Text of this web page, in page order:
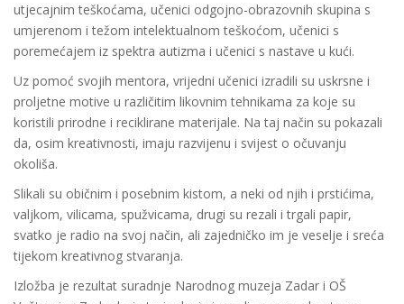
utjecajnim teškoćama, učenici odgojno-obrazovnih skupina s
umjerenom i težom intelektualnom teškoćom, učenici s
poremećajem iz spektra autizma i učenici s nastave u kući.
Uz pomoć svojih mentora, vrijedni učenici izradili su uskrsne i
proljetne motive u različitim likovnim tehnikama za koje su
koristili prirodne i reciklirane materijale. Na taj način su pokazali
da, osim kreativnosti, imaju razvijenu i svijest o očuvanju
okoliša.
Slikali su običnim i posebnim kistom, a neki od njih i prstićima,
valjkom, vilicama, spužvicama, drugi su rezali i trgali papir,
svatko je radio na svoj način, ali zajedničko im je veselje i sreća
tijekom kreativnog stvaranja.
Izložba je rezultat suradnje Narodnog muzeja Zadar i OŠ